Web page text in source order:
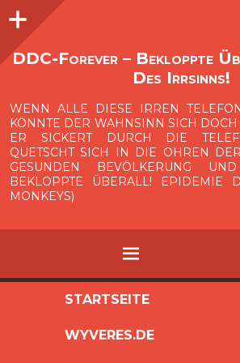
O
p
e
n
i
d
e
b
a
DDC-Forever – Bekloppte
Des Irrsinns!
WENN ALLE DIESE IRREN
KÖNNTE DER WAHNSINN SICH
ER SICKERT DURCH DIE
QUETSCHT SICH IN DIE OHREN
GESUNDEN BEVÖLKERUNG
BEKLOPPTE ÜBERALL! EPIDEMIE
MONKEYS)
MENÜ
SPRINGEN
STARTSEITE
WYVERES.DE
Seitenleiste